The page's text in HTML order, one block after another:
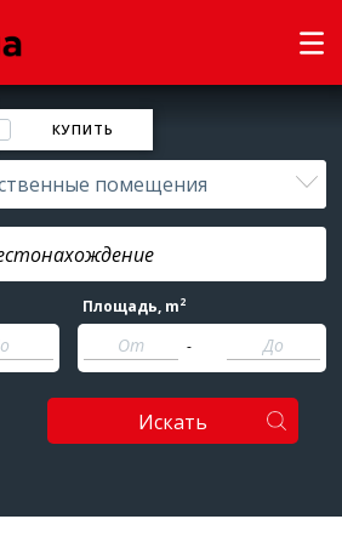
КУПИТЬ
помещения
Площадь, m2
-
Искать